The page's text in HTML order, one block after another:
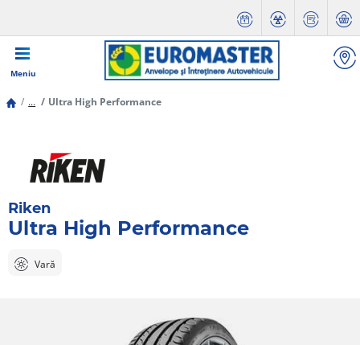
Meniu
... Ultra High Performance
Riken
Ultra High Performance
Vară